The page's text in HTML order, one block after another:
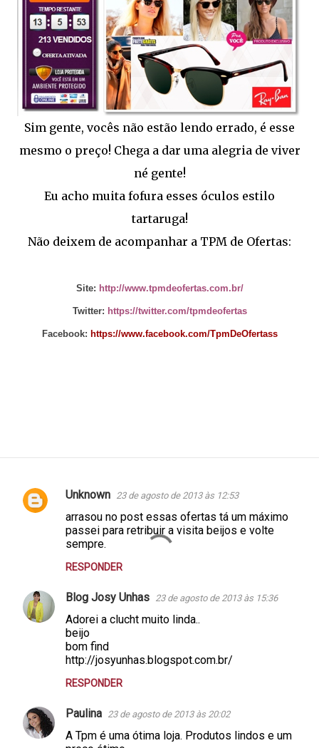
Sim gente, vocês não estão lendo errado, é esse
mesmo o preço! Chega a dar uma alegria de viver
né gente!
Eu acho muita fofura esses óculos estilo
tartaruga!
Não deixem de acompanhar a TPM de Ofertas:
Site: http://www.tpmdeofertas.com.br/
Twitter: https://twitter.com/tpmdeofertas
Facebook: https://www.facebook.com/TpmDeOfertass
C
t
á
Unknown 23 de agosto de 2013 às 12:53
arrasou no post essas ofertas tá um máximo
passei para retribuir a visita beijos e volte
sempre.
RESPONDER
Blog Josy Unhas 23 de agosto de 2013 às 15:36
Adorei a clucht muito linda..
beijo
bom find
http://josyunhas.blogspot.com.br/
RESPONDER
Paulina 23 de agosto de 2013 às 20:02
A Tpm é uma ótima loja. Produtos lindos e um